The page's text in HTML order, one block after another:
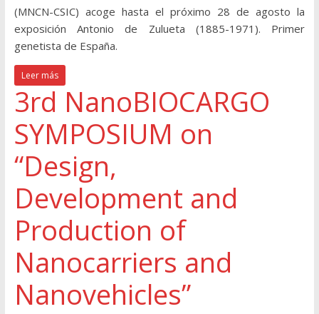
(MNCN-CSIC) acoge hasta el próximo 28 de agosto la
exposición Antonio de Zulueta (1885-1971). Primer
genetista de España.
Leer más
3rd NanoBIOCARGO
SYMPOSIUM on
“Design,
Development and
Production of
Nanocarriers and
Nanovehicles”